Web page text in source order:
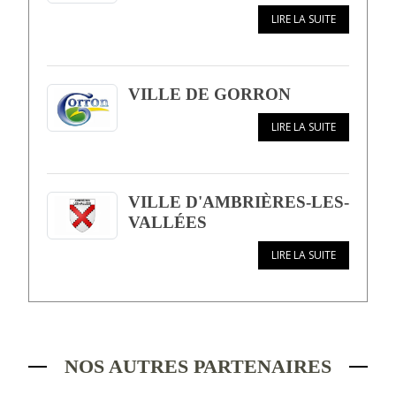
LIRE LA SUITE
VILLE DE GORRON
LIRE LA SUITE
VILLE D'AMBRIÈRES-LES-
VALLÉES
LIRE LA SUITE
NOS AUTRES PARTENAIRES